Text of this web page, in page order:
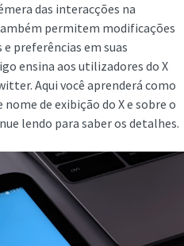
das interacções na
permitem modificações
preferências em suas
ensina aos utilizadores do X
Aqui você aprenderá como
de exibição do X e sobre o
lendo para saber os detalhes.